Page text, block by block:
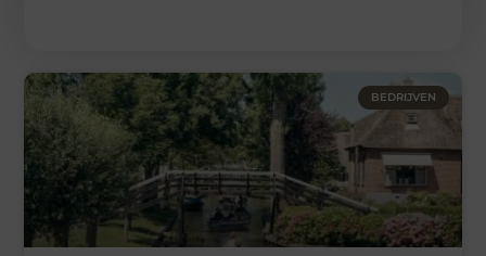
BEDRIJVEN